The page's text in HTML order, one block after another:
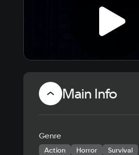
Main Info
Genre
Action Horror Survival